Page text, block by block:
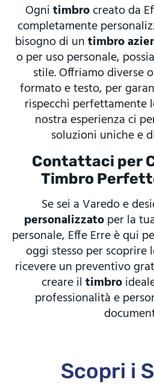
Ognitimbrocreato da
completamente
bisogno di untimbro
o per uso personale,
stile. Offriamo diverse
formato e testo, per
rispecchi perfettamente
nostra esperienza ci
soluzioni uniche e
Contattaci per
Timbro
Se sei a Varedo e
personalizzatoper la
personale, Effe Erre è qui
oggi stesso per scoprire
ricevere un preventivo
creare iltimbro
professionalità e
Scopri i